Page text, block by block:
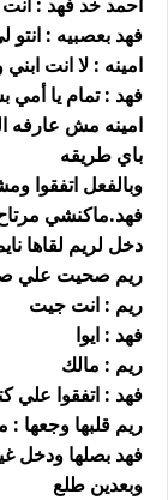
فهد بعصبيه :
امينه : لا انت
فهد : تمام يا
امينه مش عارفه
باي طريقه
وبالفعل اتفقوا
فهد.ماكنشي
دخل لريم لقاها
ريم صحيت علي
ريم : انت جيت
فهد : ايوا
ريم : مالك
فهد : اتفقوا
ريم قلبها وجعها :
فهد بصلها ودخل
وبعدين طلع